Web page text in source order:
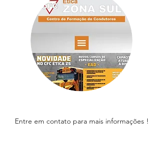
Entre em contato para mais informações !